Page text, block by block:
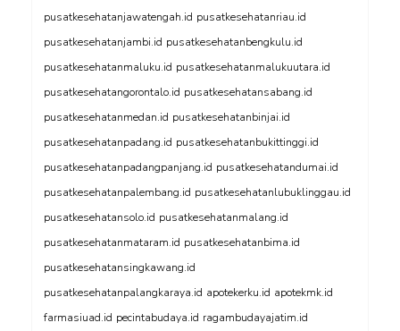
pusatkesehatanjawatengah.id pusatkesehatanriau.id
pusatkesehatanjambi.id pusatkesehatanbengkulu.id
pusatkesehatanmaluku.id pusatkesehatanmalukuutara.id
pusatkesehatangorontalo.id pusatkesehatansabang.id
pusatkesehatanmedan.id pusatkesehatanbinjai.id
pusatkesehatanpadang.id pusatkesehatanbukittinggi.id
pusatkesehatanpadangpanjang.id pusatkesehatandumai.id
pusatkesehatanpalembang.id pusatkesehatanlubuklinggau.id
pusatkesehatansolo.id pusatkesehatanmalang.id
pusatkesehatanmataram.id pusatkesehatanbima.id
pusatkesehatansingkawang.id
pusatkesehatanpalangkaraya.id apotekerku.id apotekmk.id
farmasiuad.id pecintabudaya.id ragambudayajatim.id